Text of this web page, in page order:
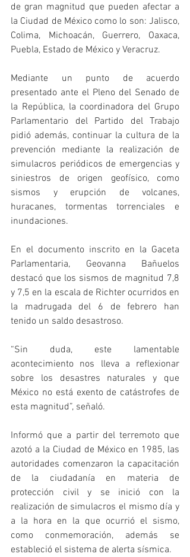
de gran magnitud que pueden afectar a
la Ciudad de México como lo son: Jalisco,
Colima, Michoacán, Guerrero, Oaxaca,
Puebla, Estado de México y Veracruz.
Mediante un punto de acuerdo
presentado ante el Pleno del Senado de
la República, la coordinadora del Grupo
Parlamentario del Partido del Trabajo
pidió además, continuar la cultura de la
prevención mediante la realización de
simulacros periódicos de emergencias y
siniestros de origen geofísico, como
sismos y erupción de volcanes,
huracanes, tormentas torrenciales e
inundaciones.
En el documento inscrito en la Gaceta
Parlamentaria, Geovanna Bañuelos
destacó que los sismos de magnitud 7,8
y 7,5 en la escala de Richter ocurridos en
la madrugada del 6 de febrero han
tenido un saldo desastroso.
“Sin duda, este lamentable
acontecimiento nos lleva a reflexionar
sobre los desastres naturales y que
México no está exento de catástrofes de
esta magnitud”, señaló.
Informó que a partir del terremoto que
azotó a la Ciudad de México en 1985, las
autoridades comenzaron la capacitación
de la ciudadanía en materia de
protección civil y se inició con la
realización de simulacros el mismo día y
a la hora en la que ocurrió el sismo,
como conmemoración, además se
estableció el sistema de alerta sísmica.